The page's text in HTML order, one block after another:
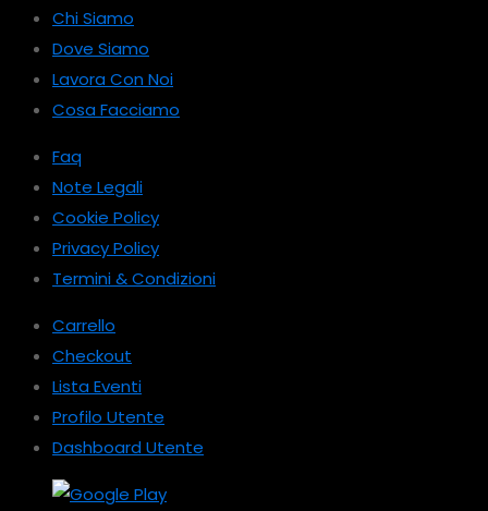
Chi Siamo
Dove Siamo
Lavora Con Noi
Cosa Facciamo
Faq
Note Legali
Cookie Policy
Privacy Policy
Termini & Condizioni
Carrello
Checkout
Lista Eventi
Profilo Utente
Dashboard Utente